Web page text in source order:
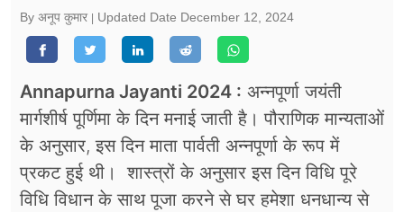
वीडियो
रिलेशनशिप
जीवन मंत्रा
फूड
सेहत
By अनूप कुमार
Updated Date December 12, 2024
Annapurna Jayanti 2024 : अन्नपूर्णा जयंती
मार्गशीर्ष पूर्णिमा के दिन मनाई जाती है। पौराणिक मान्यताओं
के अनुसार, इस दिन माता पार्वती अन्नपूर्णा के रूप में
प्रकट हुई थी। शास्त्रों के अनुसार इस दिन विधि पूरे
विधि विधान के साथ पूजा करने से घर हमेशा धनधान्य से